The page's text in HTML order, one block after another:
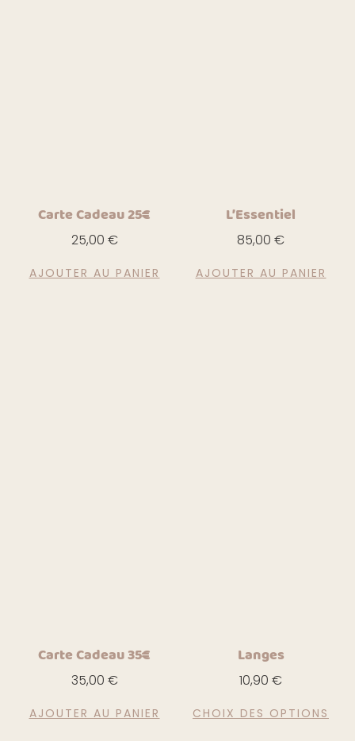
Carte Cadeau 25€
25,00 €
AJOUTER AU PANIER
L’Essentiel
85,00 €
AJOUTER AU PANIER
Carte Cadeau 35€
35,00 €
AJOUTER AU PANIER
Langes
10,90 €
CHOIX DES OPTIONS